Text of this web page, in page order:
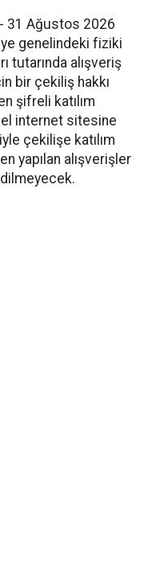
31 Ağustos 2026
genelindeki fiziki
tutarında alışveriş
bir çekiliş hakkı
şifreli katılım
internet sitesine
çekilişe katılım
yapılan alışverişler